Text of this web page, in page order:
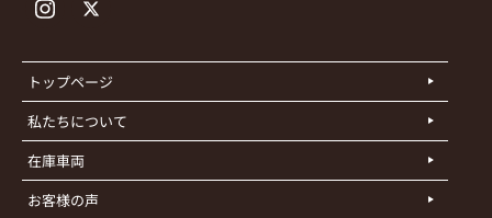
トップページ
私たちについて
在庫車両
お客様の声